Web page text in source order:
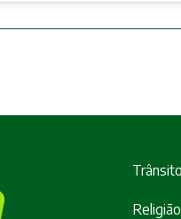
Trânsito
Religião